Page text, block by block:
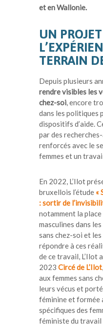
et en Wallonie.
UN
TERRAIN
Depuis plusieurs
rendre visibles les
chez-soi, encore
dans les politiques
dispositifs d’aide.
par des
renforcés avec le
femmes et un
En 2022, L’Ilot
bruxellois l’étude «
: sortir de
notamment la
masculines dans
sans chez-soi et
répondre à ces
de ce travail, L’Ilot
2023 Circé de L’Ilot
aux femmes sans
leurs vécus et
féminine etformée
spécifiques des
féministe du travail